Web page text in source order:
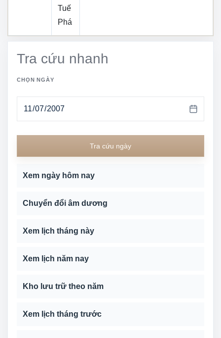
Tuế
Phá
Tra cứu nhanh
CHỌN NGÀY
Tra cứu ngày
Xem ngày hôm nay
Chuyển đổi âm dương
Xem lịch tháng này
Xem lịch năm nay
Kho lưu trữ theo năm
Xem lịch tháng trước